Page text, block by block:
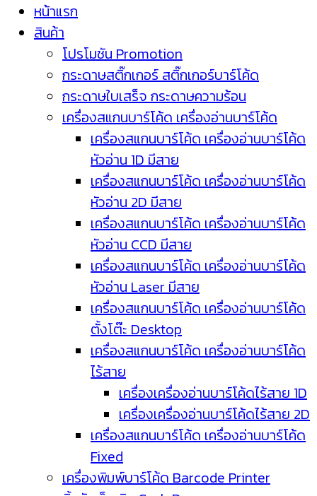
หน้าแรก
สินค้า
โปรโมชัน Promotion
กระดาษสติ๊กเกอร์ สติ๊กเกอร์บาร์โค้ด
กระดาษใบเสร็จ กระดาษความร้อน
เครื่องสแกนบาร์โค้ด เครื่องอ่านบาร์โค้ด
เครื่องสแกนบาร์โค้ด เครื่องอ่านบาร์โค้ด
หัวอ่าน 1D มีสาย
เครื่องสแกนบาร์โค้ด เครื่องอ่านบาร์โค้ด
หัวอ่าน 2D มีสาย
เครื่องสแกนบาร์โค้ด เครื่องอ่านบาร์โค้ด
หัวอ่าน CCD มีสาย
เครื่องสแกนบาร์โค้ด เครื่องอ่านบาร์โค้ด
หัวอ่าน Laser มีสาย
เครื่องสแกนบาร์โค้ด เครื่องอ่านบาร์โค้ด
ตั้งโต๊ะ Desktop
เครื่องสแกนบาร์โค้ด เครื่องอ่านบาร์โค้ด
ไร้สาย
เครื่องเครื่องอ่านบาร์โค้ดไร้สาย 1D
เครื่องเครื่องอ่านบาร์โค้ดไร้สาย 2D
เครื่องสแกนบาร์โค้ด เครื่องอ่านบาร์โค้ด
Fixed
เครื่องพิมพ์บาร์โค้ด Barcode Printer